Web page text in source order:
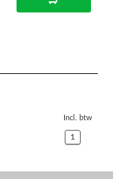
Incl. btw
1